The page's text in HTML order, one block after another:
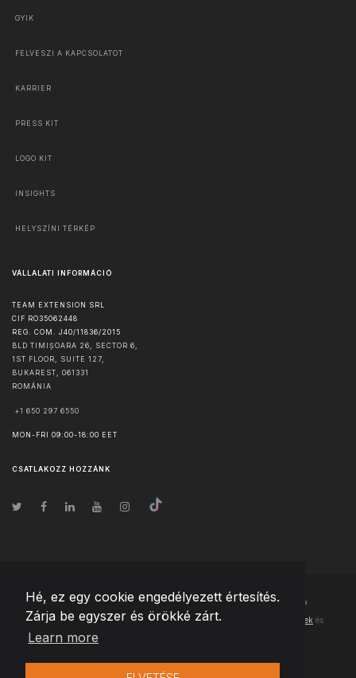
Hé, ez egy cookie engedélyezett értesítés.
Zárja be egyszer és örökké zárt.
Learn more
GYIK
FELVESZI A KAPCSOLATOT
KARRIER
PRESS KIT
LOGO KIT
INSIGHTS
HELYSZÍNI TÉRKÉP
VÁLLALATI INFORMÁCIÓ
TEAM EXTENSION SRL
CIF RO35062448
REG. COM. J40/11836/2015
BLD TIMIȘOARA 26, SECTOR 6,
1ST FLOOR, SUITE 127,
BUKAREST
061331
ROMÁNIA
+1 650 297 6550
MON-FRI 09:00-18:00 EET
CSATLAKOZZ HOZZÁNK
© Szerzői jog2026 Team Extension Hungary- Minden jog fenntartva
Changelog ● Ezen webhely használatával elfogadja Használati feltételek és